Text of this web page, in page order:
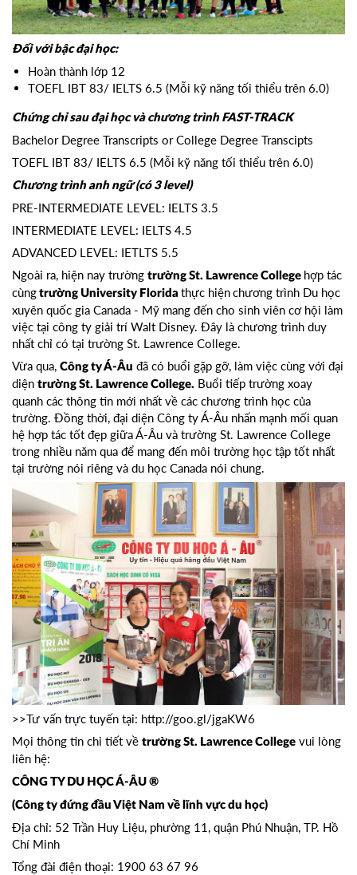
Đối với bậc đại học:
Hoàn thành lớp 12
TOEFL IBT 83/ IELTS 6.5 (Mỗi kỹ năng tối thiểu trên 6.0)
Chứng chỉ sau đại học và chương trình FAST-TRACK
Bachelor Degree Transcripts or College Degree Transcipts
TOEFL IBT 83/ IELTS 6.5 (Mỗi kỹ năng tối thiểu trên 6.0)
Chương trình anh ngữ (có 3 level)
PRE-INTERMEDIATE LEVEL: IELTS 3.5
INTERMEDIATE LEVEL: IELTS 4.5
ADVANCED LEVEL: IETLTS 5.5
Ngoài ra, hiện nay trường trường St. Lawrence College hợp tác
cùng trường University Florida thực hiệnchương trình Du học
xuyên quốc gia Canada - Mỹ mang đến cho sinh viên cơ hội làm
việc tại công ty giải trí Walt Disney. Đây là chương trình duy
nhất chỉ có tại trường St. Lawrence College.
Vừa qua, Công ty Á-Âu đã có buổi gặp gỡ, làm việc cùng với đại
diện trường St. Lawrence College. Buổi tiếp trường xoay
quanh các thông tin mới nhất về các chương trình học của
trường. Đồng thời, đại diện Công ty Á-Âu nhấn mạnh mối quan
hệ hợp tác tốt đẹp giữa Á-Âu và trường St. Lawrence College
trong nhiều năm qua để mang đến môi trường học tập tốt nhất
tại trường nói riêng và du học Canada nói chung.
>>Tư vấn trực tuyến tại: http://goo.gl/jgaKW6
Mọi thông tin chi tiết về trường St. Lawrence College vui lòng
liên hệ:
CÔNG TY DU HỌC Á-ÂU ®
(Công ty đứng đầu Việt Nam về lĩnh vực du học)
Địa chỉ: 52 Trần Huy Liệu, phường 11, quận Phú Nhuận, TP. Hồ
Chí Minh
Tổng đài điện thoại: 1900 63 67 96